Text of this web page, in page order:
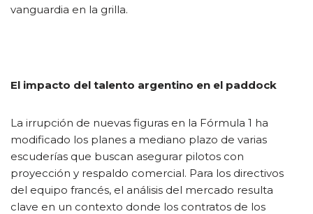
vanguardia en la grilla.
El impacto del talento argentino en el paddock
La irrupción de nuevas figuras en la Fórmula 1 ha
modificado los planes a mediano plazo de varias
escuderías que buscan asegurar pilotos con
proyección y respaldo comercial. Para los directivos
del equipo francés, el análisis del mercado resulta
clave en un contexto donde los contratos de los